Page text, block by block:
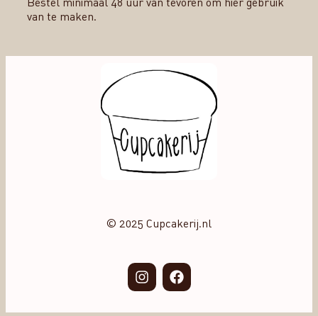
van te maken.
© 2025 Cupcakerij.nl